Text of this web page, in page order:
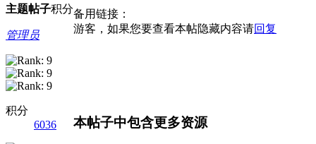
主题帖子积分
管理员
积分
6036
备用链接：
游客，如果您要查看本帖隐藏内容请回复
本帖子中包含更多资源